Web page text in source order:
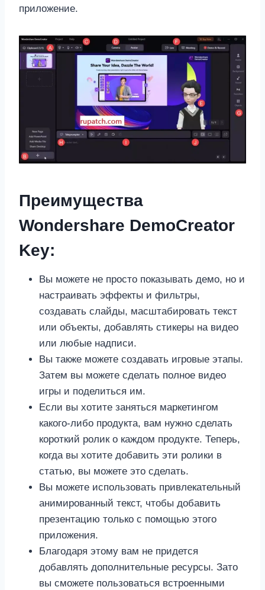
приложение.
Преимущества
Wondershare DemoCreator
Key:
Вы можете не просто показывать демо, но и
настраивать эффекты и фильтры,
создавать слайды, масштабировать текст
или объекты, добавлять стикеры на видео
или любые надписи.
Вы также можете создавать игровые этапы.
Затем вы можете сделать полное видео
игры и поделиться им.
Если вы хотите заняться маркетингом
какого-либо продукта, вам нужно сделать
короткий ролик о каждом продукте. Теперь,
когда вы хотите добавить эти ролики в
статью, вы можете это сделать.
Вы можете использовать привлекательный
анимированный текст, чтобы добавить
презентацию только с помощью этого
приложения.
Благодаря этому вам не придется
добавлять дополнительные ресурсы. Зато
вы сможете пользоваться встроенными